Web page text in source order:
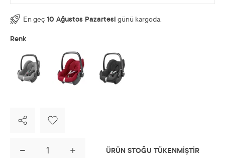
En geç 10 Ağustos Pazartesi günü kargoda.
Renk
ÜRÜN STOĞU TÜKENMİŞTİR